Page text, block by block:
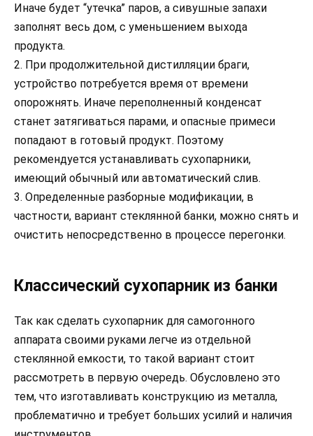
Иначе будет “утечка” паров, а сивушные запахи
заполнят весь дом, с уменьшением выхода
продукта.
2. При продолжительной дистилляции браги,
устройство потребуется время от времени
опорожнять. Иначе переполненный конденсат
станет затягиваться парами, и опасные примеси
попадают в готовый продукт. Поэтому
рекомендуется устанавливать сухопарники,
имеющий обычный или автоматический слив.
3. Определенные разборные модификации, в
частности, вариант стеклянной банки, можно снять и
очистить непосредственно в процессе перегонки.
Классический сухопарник из банки
Так как сделать сухопарник для самогонного
аппарата своими руками легче из отдельной
стеклянной емкости, то такой вариант стоит
рассмотреть в первую очередь. Обусловлено это
тем, что изготавливать конструкцию из металла,
проблематично и требует больших усилий и наличия